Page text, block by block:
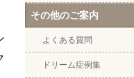
その他のご案内
よくある質問
ドリーム症例集